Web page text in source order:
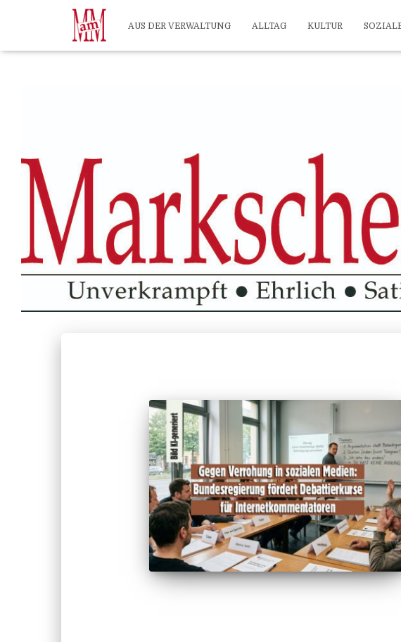
AUS DER VERWALTUNG ALLTAG KULTUR